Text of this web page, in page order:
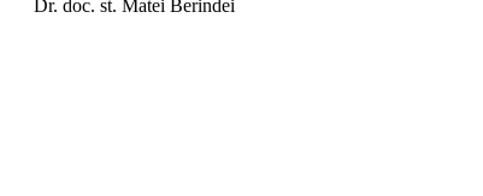
Dr. doc. st. Matei Berindei